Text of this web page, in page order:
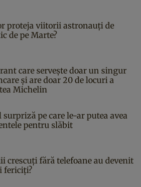
proteja viitorii astronauți de
de pe Marte?
care servește doar un singur
și are doar 20 de locuri a
Michelin
pe care le-ar putea avea
pentru slăbit
crescuți fără telefoane au devenit
fericiți?